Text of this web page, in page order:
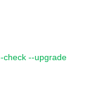
check --upgrade